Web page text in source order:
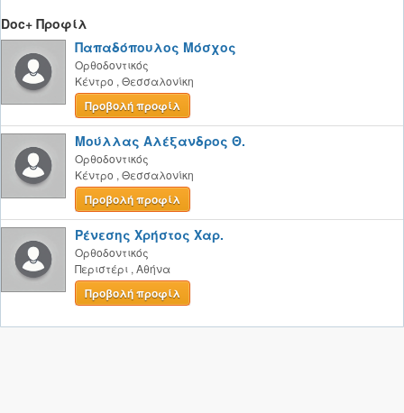
Doc+ Προφίλ
Παπαδόπουλος Μόσχος
Ορθοδοντικός
Κέντρο , Θεσσαλονίκη
Προβολή προφίλ
Μούλλας Αλέξανδρος Θ.
Ορθοδοντικός
Κέντρο , Θεσσαλονίκη
Προβολή προφίλ
Ρένεσης Χρήστος Χαρ.
Ορθοδοντικός
Περιστέρι , Αθήνα
Προβολή προφίλ